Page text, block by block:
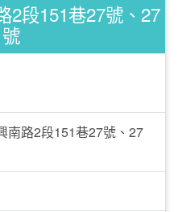
2段151巷27號、27
南路2段151巷27號、27